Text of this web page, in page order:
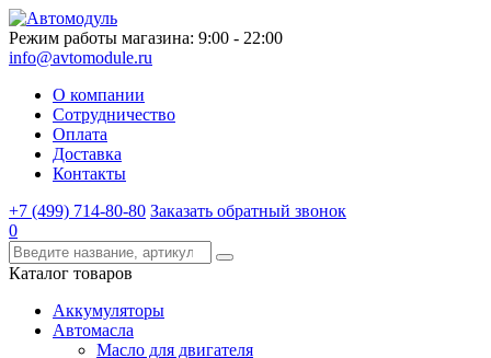
Режим работы магазина: 9:00 - 22:00
info@avtomodule.ru
О компании
Сотрудничество
Оплата
Доставка
Контакты
+7 (499) 714-80-80 Заказать обратный звонок
0
Каталог товаров
Аккумуляторы
Автомасла
Масло для двигателя